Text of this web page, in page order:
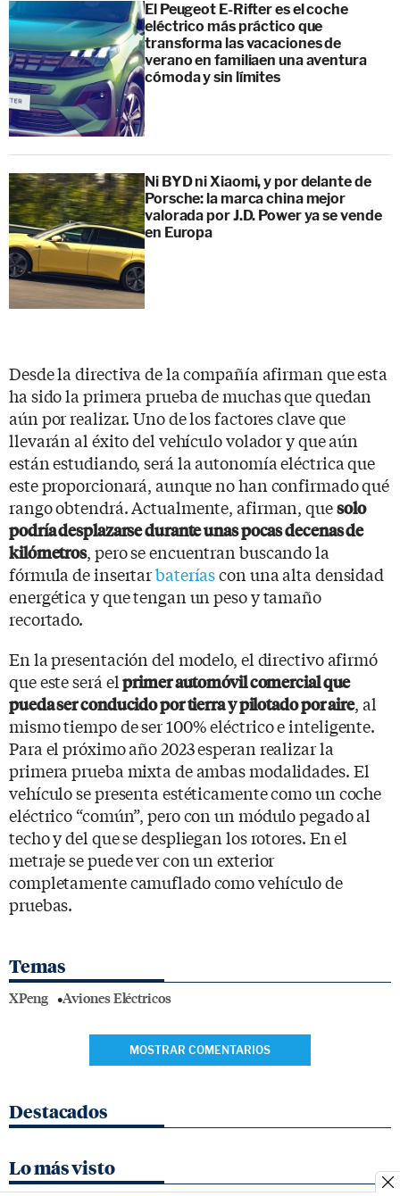
El Peugeot E-Rifter es el coche
eléctrico más práctico que
transforma las vacaciones de
verano en familiaen una aventura
cómoda y sin límites
Ni BYD ni Xiaomi, y por delante de
Porsche: la marca china mejor
valorada por J.D. Power ya se vende
en Europa
Desde la directiva de la compañía afirman que esta
ha sido la primera prueba de muchas que quedan
aún por realizar. Uno de los factores clave que
llevarán al éxito del vehículo volador y que aún
están estudiando, será la autonomía eléctrica que
este proporcionará, aunque no han confirmado qué
rango obtendrá. Actualmente, afirman, quesolo
podría desplazarse durante unas pocas decenas de
kilómetros, pero se encuentran buscando la
fórmula de insertarbateríascon una alta densidad
energética y que tengan un peso y tamaño
recortado.
En la presentación del modelo, el directivo afirmó
que este será elprimer automóvil comercial que
pueda ser conducido por tierra y pilotado por aire, al
mismo tiempo de ser 100% eléctrico e inteligente.
Para el próximo año 2023 esperan realizar la
primera prueba mixta de ambas modalidades. El
vehículo se presenta estéticamente como un coche
eléctrico “común”, pero con un módulo pegado al
techo y del que se despliegan los rotores. En el
metraje se puede ver con un exterior
completamente camuflado como vehículo de
pruebas.
Temas
XPeng Aviones Eléctricos
MOSTRAR COMENTARIOS
Destacados
Lo más visto